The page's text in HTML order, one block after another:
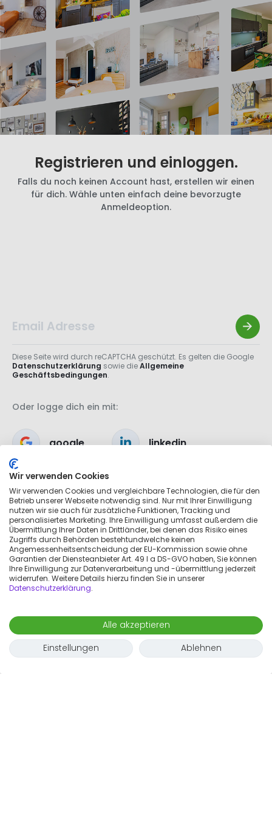
Registrieren und einloggen.
Falls du noch keinen Account hast, erstellen wir einen
für dich. Wähle unten einfach deine bevorzugte
Anmeldeoption.
Diese Seite wird durch reCAPTCHA geschützt. Es gelten die Google
Datenschutzerklärung sowie dieAllgemeine
Geschäftsbedingungen.
Oder logge dich ein mit:
google linkedin
apple
Wir verwenden Cookies
Wir verwenden Cookies und vergleichbare Technologien, die für den
Betrieb unserer Webseite notwendig sind. Nur mit Ihrer Einwilligung
nutzen wir sie auch für zusätzliche Funktionen, Tracking und
personalisiertes Marketing. Ihre Einwilligung umfasst außerdem die
Übermittlung Ihrer Daten in Drittländer, bei denen das Risiko eines
Zugriffs durch Behörden bestehtundwelche keinen
Angemessenheitsentscheidung der EU-Kommission sowie ohne
Garantien der Diensteanbieter Art. 49 I a DS-GVO haben, Sie können
Ihre Einwilligung zur Datenverarbeitung und -übermittlung jederzeit
widerrufen. Weitere Details hierzu finden Sie in unserer
Datenschutzerklärung.
Alle akzeptieren
Einstellungen
Ablehnen